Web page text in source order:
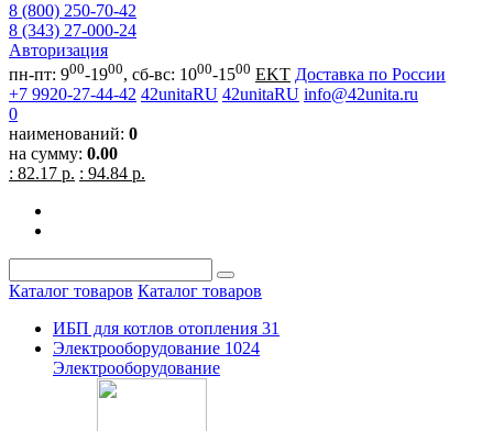
8 (800) 250-70-42
8 (343) 27-000-24
Авторизация
пн-пт: 900-1900, сб-вс: 1000-1500 EKT Доставка по России
+7 9920-27-44-42 42unitaRU 42unitaRU info@42unita.ru
0
наименований: 0
на сумму: 0.00
: 82.17 р. : 94.84 р.
Каталог товаров Каталог товаров
ИБП для котлов отопления 31
Электрооборудование 1024
Электрооборудование